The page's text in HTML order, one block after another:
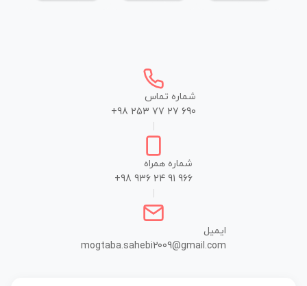
شماره تماس
+98 253 77 27 690
شماره همراه
+98 936 24 91 966
ایمیل
mogtaba.sahebi2009@gmail.com